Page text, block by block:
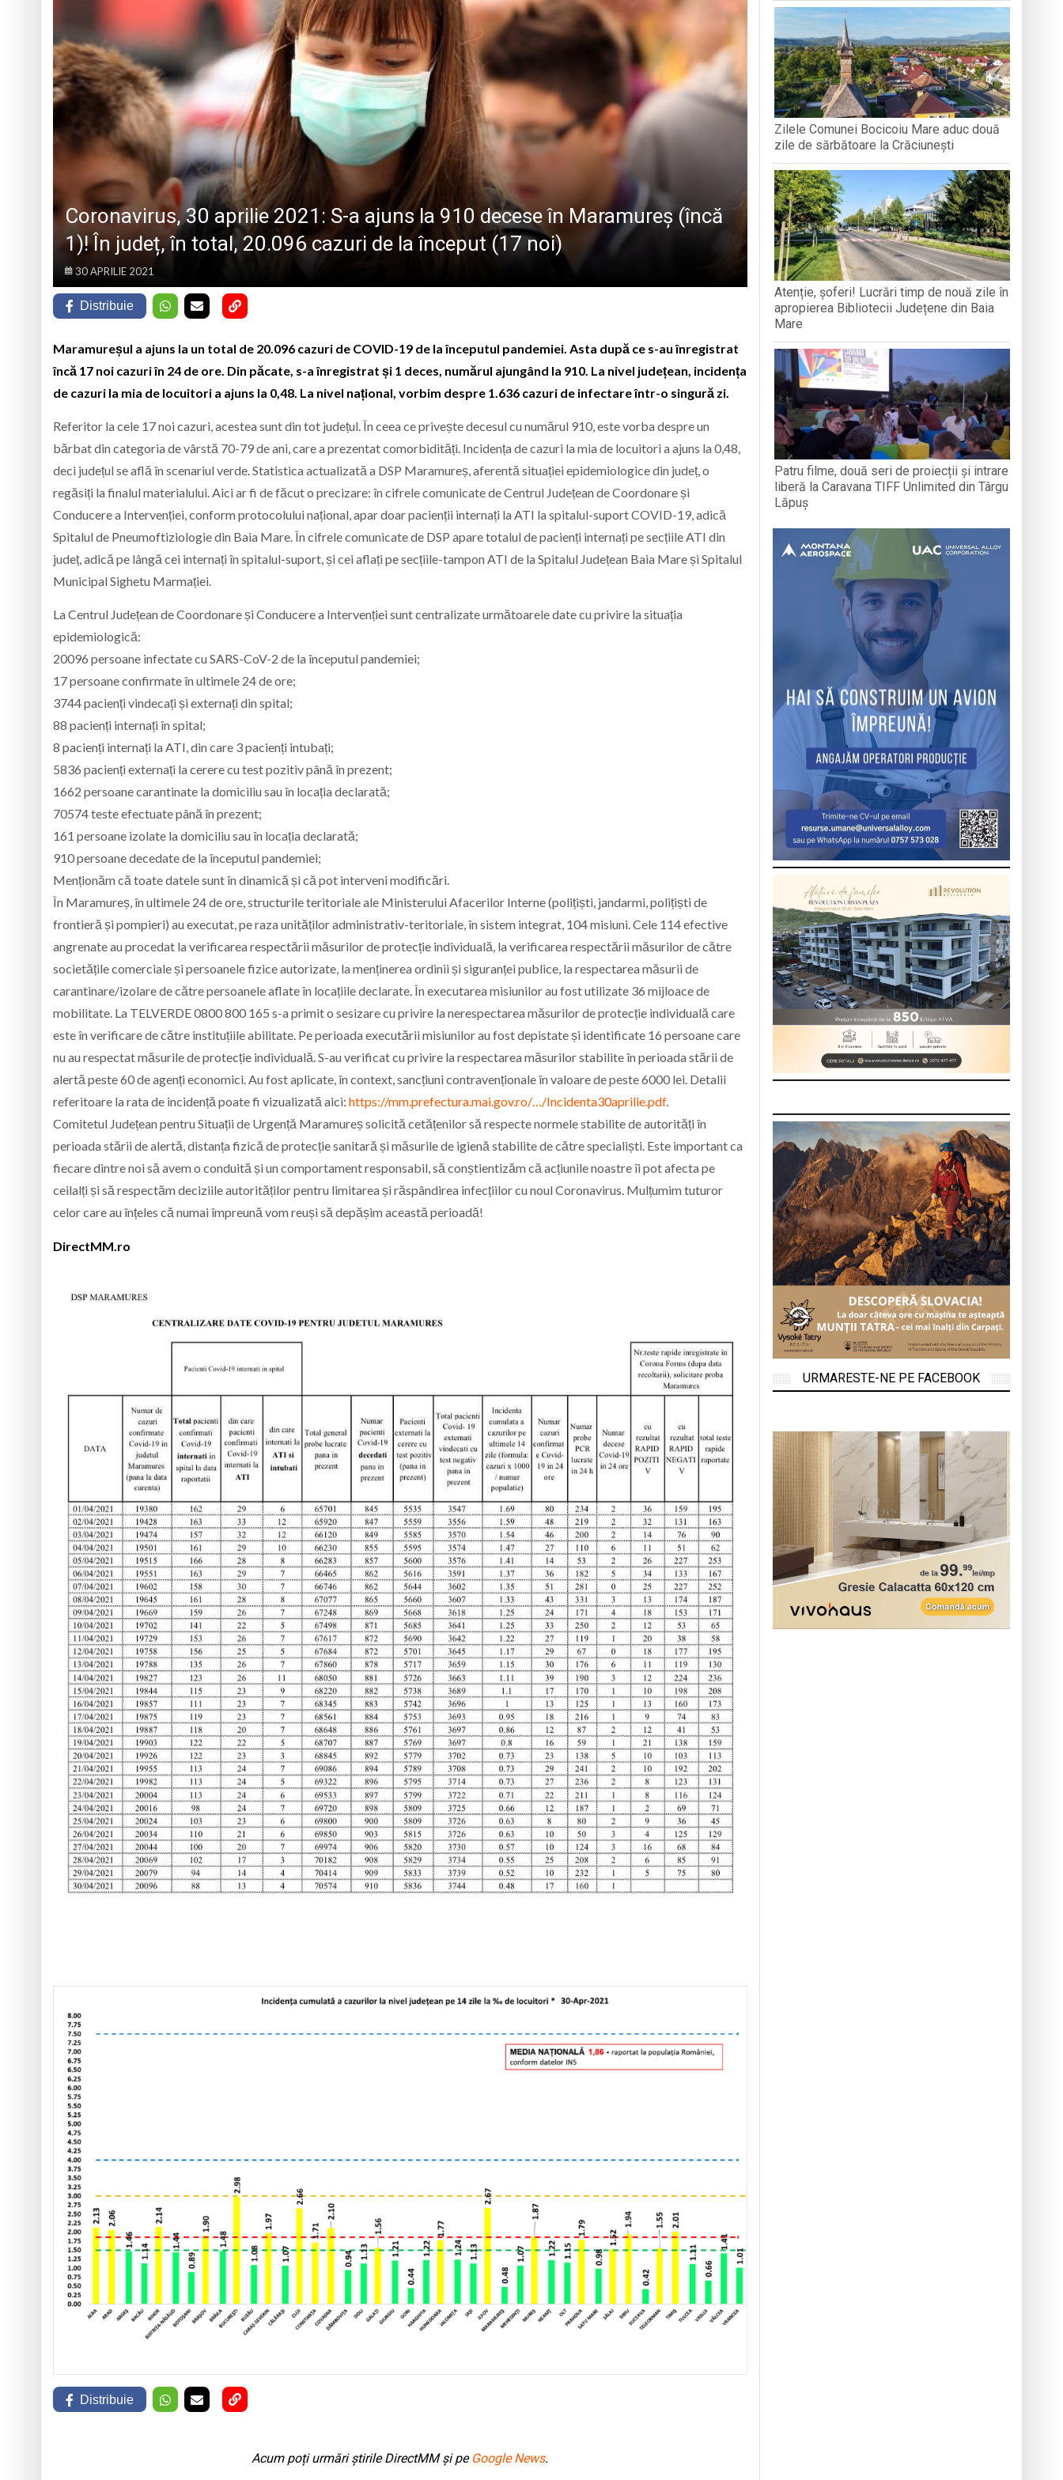
Prognoza meteo Maramureș, joi 6 august 2026
Marin Preda, copilul pe care satul era cât pe ce să-l țină departe de școală
Un tânăr din Petrova s-a stins în Italia, după ce i s-a făcut rău în timp ce lucra la recoltarea roșiilor
5 august 1984: regalul olimpic oferit de Kati Szabo
Coronavirus, 30 aprilie 2021: S-a ajuns la 910 decese în Maramureș (încă
1)! În județ, în total, 20.096 cazuri de la început (17 noi)
30 APRILIE 2021
Distribuie
Maramureșul a ajuns la un total de 20.096 cazuri de COVID-19 de la începutul pandemiei. Asta după ce s-au înregistrat
încă 17 noi cazuri în 24 de ore. Din păcate, s-a înregistrat și 1 deces, numărul ajungând la 910. La nivel județean, incidența
de cazuri la mia de locuitori a ajuns la 0,48. La nivel național, vorbim despre 1.636 cazuri de infectare într-o singură zi.
Referitor la cele 17 noi cazuri, acestea sunt din tot județul. În ceea ce privește decesul cu numărul 910, este vorba despre un
bărbat din categoria de vârstă 70-79 de ani, care a prezentat comorbidități. Incidența de cazuri la mia de locuitori a ajuns la 0,48,
deci județul se află în scenariul verde. Statistica actualizată a DSP Maramureș, aferentă situației epidemiologice din județ, o
regăsiți la finalul materialului. Aici ar fi de făcut o precizare: în cifrele comunicate de Centrul Județean de Coordonare și
Conducere a Intervenției, conform protocolului național, apar doar pacienții internați la ATI la spitalul-suport COVID-19, adică
Spitalul de Pneumoftiziologie din Baia Mare. În cifrele comunicate de DSP apare totalul de pacienți internați pe secțiile ATI din
județ, adică pe lângă cei internați în spitalul-suport, și cei aflați pe secțiile-tampon ATI de la Spitalul Județean Baia Mare și Spitalul
Municipal Sighetu Marmației.
La Centrul Județean de Coordonare și Conducere a Intervenției sunt centralizate următoarele date cu privire la situația
epidemiologică:
20096 persoane infectate cu SARS-CoV-2 de la începutul pandemiei;
17 persoane confirmate în ultimele 24 de ore;
3744 pacienți vindecați și externați din spital;
88 pacienți internați în spital;
8 pacienți internați la ATI, din care 3 pacienți intubați;
5836 pacienți externați la cerere cu test pozitiv până în prezent;
1662 persoane carantinate la domiciliu sau în locația declarată;
70574 teste efectuate până în prezent;
161 persoane izolate la domiciliu sau în locația declarată;
910 persoane decedate de la începutul pandemiei;
Menționăm că toate datele sunt în dinamică și că pot interveni modificări.
În Maramureș, în ultimele 24 de ore, structurile teritoriale ale Ministerului Afacerilor Interne (polițiști, jandarmi, polițiști de
frontieră și pompieri) au executat, pe raza unităților administrativ-teritoriale, în sistem integrat, 104 misiuni. Cele 114 efective
angrenate au procedat la verificarea respectării măsurilor de protecție individuală, la verificarea respectării măsurilor de către
societățile comerciale și persoanele fizice autorizate, la menținerea ordinii și siguranței publice, la respectarea măsurii de
carantinare/izolare de către persoanele aflate în locațiile declarate. În executarea misiunilor au fost utilizate 36 mijloace de
mobilitate. La TELVERDE 0800 800 165 s-a primit o sesizare cu privire la nerespectarea măsurilor de protecție individuală care
este în verificare de către instituțiile abilitate. Pe perioada executării misiunilor au fost depistate și identificate 16 persoane care
nu au respectat măsurile de protecție individuală. S-au verificat cu privire la respectarea măsurilor stabilite în perioada stării de
alertă peste 60 de agenți economici. Au fost aplicate, în context, sancțiuni contravenționale în valoare de peste 6000 lei. Detalii
referitoare la rata de incidență poate fi vizualizată aici: https://mm.prefectura.mai.gov.ro/…/Incidenta30aprilie.pdf.
Comitetul Județean pentru Situații de Urgență Maramureș solicită cetățenilor să respecte normele stabilite de autorități în
perioada stării de alertă, distanța fizică de protecție sanitară și măsurile de igienă stabilite de către specialiști. Este important ca
fiecare dintre noi să avem o conduită și un comportament responsabil, să conștientizăm că acțiunile noastre îi pot afecta pe
ceilalți și să respectăm deciziile autorităților pentru limitarea și răspândirea infecțiilor cu noul Coronavirus. Mulțumim tuturor
celor care au înțeles că numai împreună vom reuși să depășim această perioadă!
DirectMM.ro
Distribuie
Acum poți urmări știrile DirectMM și pe Google News.
Zilele Comunei Bocicoiu Mare aduc două
zile de sărbătoare la Crăciunești
Atenție, șoferi! Lucrări timp de nouă zile în
apropierea Bibliotecii Județene din Baia
Mare
Patru filme, două seri de proiecții și intrare
liberă la Caravana TIFF Unlimited din Târgu
Lăpuș
URMARESTE-NE PE FACEBOOK